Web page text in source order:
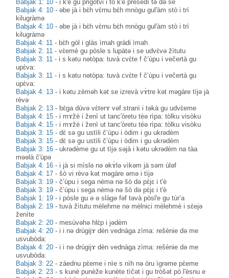
Babjak 1: 10 - i k'e gu prigòtvi i tò k'e presedì tə də se
Babjak 4: 10 -əbe jà i bɛ̀h vɛ̀rnu bɛ̀h mnògu gul'àm stò i trì
kilugràmə
Babjak 4: 10 -əbe jà i bɛ̀h vɛ̀rnu bɛ̀h mnògu gul'àm stò i trì
kilugràmə
Babjak 4: 11 - bɛ̀h gòl i glàs ìmah gràdi ìmah
Babjak 2: 11 -vɛ̀emè gu pòsle s lupàtə i se udvɛ̀və žìtutu
Babjak 3: 11 - i s kətu nətòpa: tuvà cvɛ̀te f č’ùpu i večertà gu
upɛ̀va:
Babjak 3: 11 - i s kətu nətòpa: tuvà cvɛ̀te f č’ùpu i večertà gu
upɛ̀va:
Babjak 4: 13 - i kətu zèməh kət se izrevà vɤ̀tre kət məgàre tìjə jà
rèvə
Babjak 2: 13 - bɛ̀ga dùvə vɛ̀terɤ vəf.stranì i təkà gu udvɛ̀eme
Babjak 4: 15 - i mɤžè i ženì ut tanc'òretu tèə rìpa: tòlku visòku
Babjak 4: 15 - i mɤžè i ženì ut tanc'òretu tèə rìpa: tòlku visòku
Babjak 3: 15 -dɛ̀ sə gu ustìli č’ùpu i òdim i gu ukrədèm
Babjak 3: 15 -dɛ̀ sə gu ustìli č’ùpu i òdim i gu ukrədèm
Babjak 3: 16 -ukrədème gu ut tìjə səjà i kətu ukrədèm na tàa
məəlà č'ùpə
Babjak 4: 16 - i jà si mìslə nə əkɤ̀lə vìkəm jà səm ùləf
Babjak 4: 17 -šò vi rèvə kət məgàre əmə i tìjə
Babjak 3: 19 -č’ùpu i sega nèmə nə šò də pɛ̀jɛ i t'è
Babjak 3: 19 -č’ùpu i sega nèmə nə šò də pɛ̀jɛ i t'è
Babjak 1: 19 - i pòsle gu ə ə slàgə fəf təvà pòsl'e gu tùr’a
Babjak 2: 19 -tuvà žìtutu mèlehme nə mèlnici mèlehmè i sɛ̀ejə
ženìte
Babjak 2: 20 - mesùvəhə hlɛ̀p i jədèm
Babjak 4: 20 - i i nə drùgijɤ dèn vednàga zìma: rešènie də me
usvubòda:
Babjak 4: 20 - i i nə drùgijɤ dèn vednàga zìma: rešènie də me
usvubòda:
Babjak 3: 22 -zàednu pɛ̀eme i nìe s nìh nə òru ìgrəme pɛ̀eme
Babjak 2: 23 -s kunè punèže kunète tìčət i gu tròšət pò l'èsnu e